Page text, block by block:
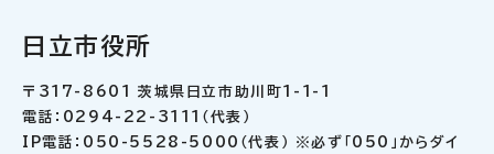
日立市役所
〒317-8601 茨城県日立市助川町1-1-1
電話：0294-22-3111（代表）
IP電話：050-5528-5000（代表） ※必ず「050」からダイ